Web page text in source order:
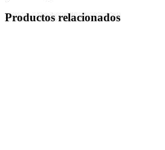
Productos relacionados